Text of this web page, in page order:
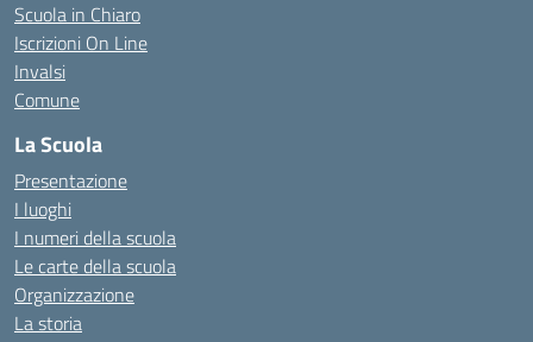
Scuola in Chiaro
Iscrizioni On Line
Invalsi
Comune
La Scuola
Presentazione
I luoghi
I numeri della scuola
Le carte della scuola
Organizzazione
La storia